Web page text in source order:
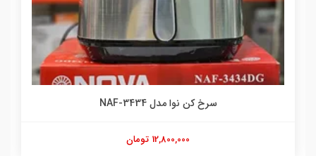
سرخ کن نوا مدل NAF-3434
12,800,000 تومان